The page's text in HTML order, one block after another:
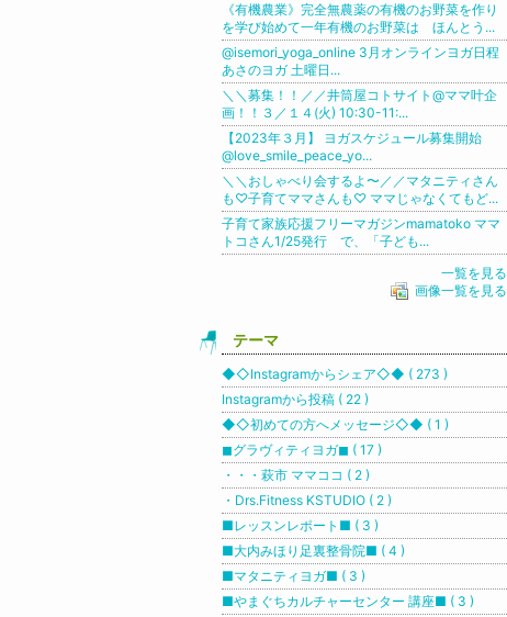
《有機農業》完全無農薬の有機のお野菜を作り
を学び始めて一年有機のお野菜は ほんとう...
@isemori_yoga_online 3月オンラインヨガ日程
あさのヨガ 土曜日...
＼＼募集！！／／井筒屋コトサイト@ママ叶企
画！！３／１４(火) 10:30-11:...
【2023年３月】 ヨガスケジュール募集開始︎
@love_smile_peace_yo...
＼＼おしゃべり会するよ〜／／マタニティさん
も♡子育てママさんも♡ ママじゃなくてもど...
子育て家族応援フリーマガジンmamatoko ママ
トコさん1/25発行 で、「子ども...
一覧を見る
画像一覧を見る
テーマ
◆◇Instagramからシェア◇◆ ( 273 )
Instagramから投稿 ( 22 )
◆◇初めての方へメッセージ◇◆ ( 1 )
◼︎グラヴィティヨガ◼︎ ( 17 )
・・・萩市 ママココ ( 2 )
・Drs.Fitness KSTUDIO ( 2 )
■レッスンレポート■ ( 3 )
■大内みほり足裏整骨院■ ( 4 )
■マタニティヨガ■ ( 3 )
■やまぐちカルチャーセンター 講座■ ( 3 )